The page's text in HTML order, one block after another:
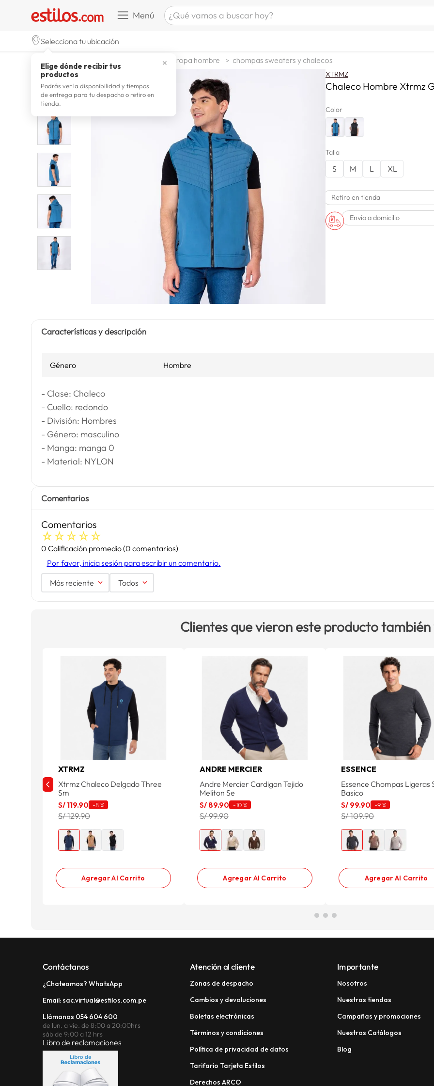
Menú ¿Qué vamos a buscar hoy?
zapatillas hombre
moda
zapatillas
tv
7. laptop
8. terrex
9. lavadora
10 spiderman
Selecciona tu ubicación
✕
Elige dónde recibir tus
productos
Podrás ver la disponibilidad y tiempos
de entrega para tu despacho o retiro en
tienda.
hombre ropa hombre chompas sweaters y chalecos
XTRMZ
Chaleco Hombre Xtrmz
Color
Talla
S M L XL
Retiro en tienda
Envío a domicilio
Características y descripción
Género Hombre
- Clase: Chaleco
- Cuello: redondo
- División: Hombres
- Género: masculino
- Manga: manga 0
- Material: NYLON
Comentarios
Comentarios
☆☆☆☆☆
0 Calificación promedio(0 comentarios)
Por favor, inicia sesión para escribir un comentario.
Más reciente Todos
Clientes que vieron este producto
XTRMZ
Xtrmz Chaleco Delgado Three
Sm
S/ 119.90 -8 %
S/ 129.90
Agregar Al Carrito
ANDRE MERCIER
Andre Mercier Cardigan Tejido
Meliton Se
S/ 89.90 -10 %
S/ 99.90
Agregar Al Carrito
ESSENCE
Essence Chompas Ligeras
Basico
S/ 99.90 -9 %
S/ 109.90
Agregar Al Carrito
Contáctanos
¿Chateamos? WhatsApp
Email: sac.virtual@estilos.com.pe
Llámanos 054 604 600
de lun. a vie. de 8:00 a 20:00hrs
sáb de 9:00 a 12 hrs
Libro de reclamaciones
Atención al cliente
Zonas de despacho
Cambios y devoluciones
Boletas electrónicas
Términos y condiciones
Política de privacidad de datos
Tarifario Tarjeta Estilos
Derechos ARCO
Importante
Nosotros
Nuestras tiendas
Campañas y promociones
Nuestros Catálogos
Blog